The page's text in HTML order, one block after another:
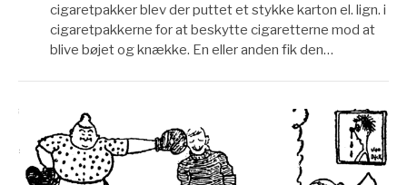
cigaretpakker blev der puttet et stykke karton el. lign. i
cigaretpakkerne for at beskytte cigaretterne mod at
blive bøjet og knække. En eller anden fik den…